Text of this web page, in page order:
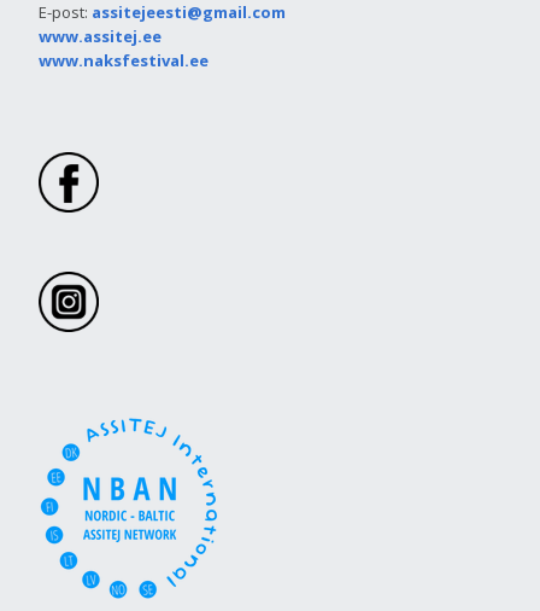
E-post: assitejeesti@gmail.com
www.assitej.ee
www.naksfestival.ee